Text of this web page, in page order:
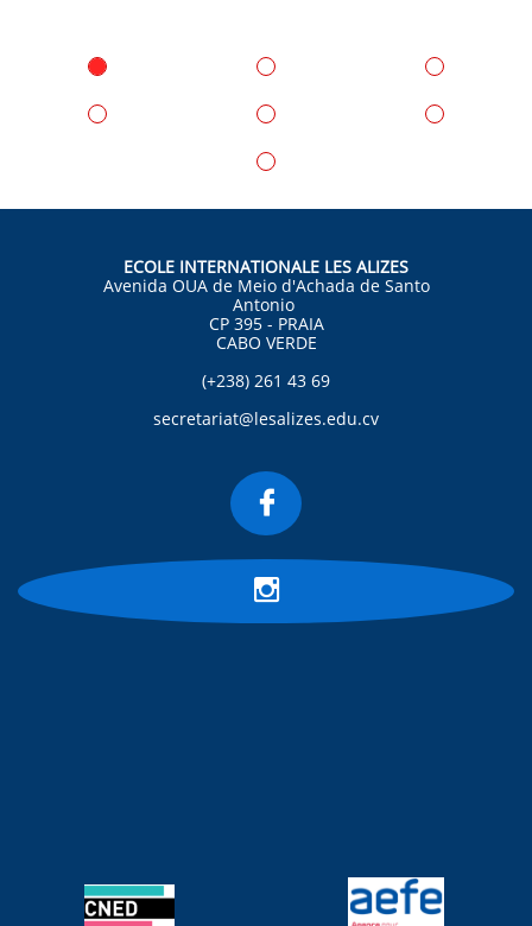
ECOLE INTERNATIONALE LES ALIZES
Avenida OUA de Meio d'Achada de Santo
Antonio
CP 395 - PRAIA
CABO VERDE
(+238) 261 43 69
secretariat@lesalizes.edu.cv

